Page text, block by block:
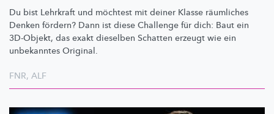
Du bist Lehrkraft und möchtest mit deiner Klasse räumliches
Denken fördern? Dann ist diese Challenge für dich: Baut ein
3D-Objekt, das exakt dieselben Schatten erzeugt wie ein
unbekanntes Original.
FNR, ALF